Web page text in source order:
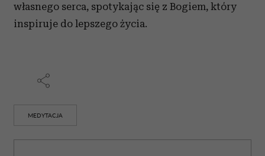
własnego serca, spotykając się z Bogiem, który
inspiruje do lepszego życia.
MEDYTACJA